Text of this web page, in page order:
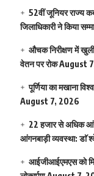
52वीं जूनियर राज्य
जिलाधिकारी ने किया
औचक निरीक्षण में
वेतन पर रोकAugust
पूर्णिया का मखाना
August 7, 2026
22 हजार से अधिक
आंगनबाड़ी व्यवस्था: डाॅ
आईजीआईएमएस काे